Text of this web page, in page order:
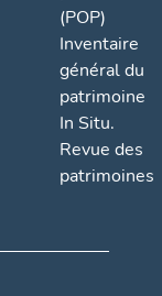
(POP)
Inventaire
général du
patrimoine
In Situ.
Revue des
patrimoines